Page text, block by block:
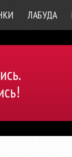
ЛАБУДА